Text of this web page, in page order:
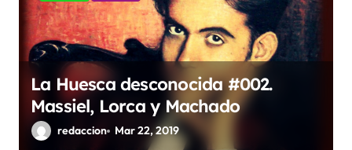
La Huesca desconocida #002.
Massiel, Lorca y Machado
redaccion Mar 22, 2019